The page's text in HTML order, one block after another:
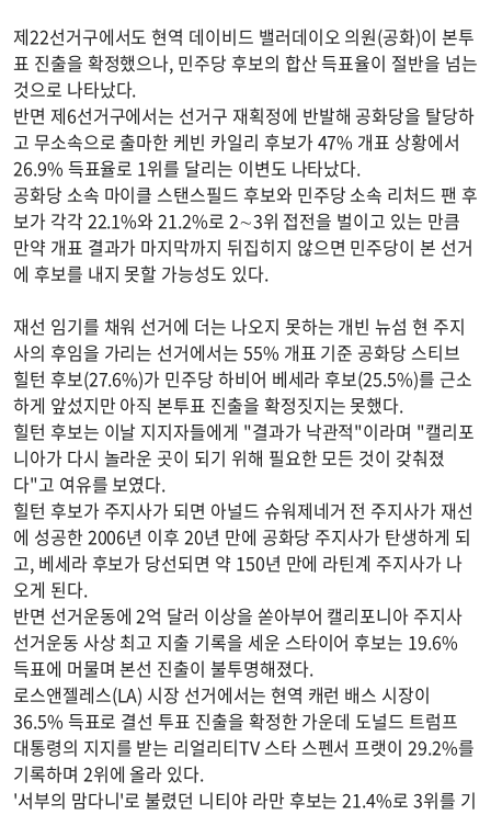
제22선거구에서도 현역 데이비드 밸러데이오 의원(공화)이 본투
표 진출을 확정했으나, 민주당 후보의 합산 득표율이 절반을 넘는
것으로 나타났다.
반면 제6선거구에서는 선거구 재획정에 반발해 공화당을 탈당하
고 무소속으로 출마한 케빈 카일리 후보가 47% 개표 상황에서
26.9% 득표율로 1위를 달리는 이변도 나타났다.
공화당 소속 마이클 스탠스필드 후보와 민주당 소속 리처드 팬 후
보가 각각 22.1%와 21.2%로 2∼3위 접전을 벌이고 있는 만큼
만약 개표 결과가 마지막까지 뒤집히지 않으면 민주당이 본 선거
에 후보를 내지 못할 가능성도 있다.
재선 임기를 채워 선거에 더는 나오지 못하는 개빈 뉴섬 현 주지
사의 후임을 가리는 선거에서는 55% 개표 기준 공화당 스티브
힐턴 후보(27.6%)가 민주당 하비어 베세라 후보(25.5%)를 근소
하게 앞섰지만 아직 본투표 진출을 확정짓지는 못했다.
힐턴 후보는 이날 지지자들에게 "결과가 낙관적"이라며 "캘리포
니아가 다시 놀라운 곳이 되기 위해 필요한 모든 것이 갖춰졌
다"고 여유를 보였다.
힐턴 후보가 주지사가 되면 아널드 슈워제네거 전 주지사가 재선
에 성공한 2006년 이후 20년 만에 공화당 주지사가 탄생하게 되
고, 베세라 후보가 당선되면 약 150년 만에 라틴계 주지사가 나
오게 된다.
반면 선거운동에 2억 달러 이상을 쏟아부어 캘리포니아 주지사
선거운동 사상 최고 지출 기록을 세운 스타이어 후보는 19.6%
득표에 머물며 본선 진출이 불투명해졌다.
로스앤젤레스(LA) 시장 선거에서는 현역 캐런 배스 시장이
36.5% 득표로 결선 투표 진출을 확정한 가운데 도널드 트럼프
대통령의 지지를 받는 리얼리티TV 스타 스펜서 프랫이 29.2%를
기록하며 2위에 올라 있다.
'서부의 맘다니'로 불렸던 니티야 라만 후보는 21.4%로 3위를 기